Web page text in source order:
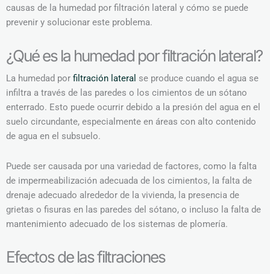
causas de la humedad por filtración lateral y cómo se puede
prevenir y solucionar este problema.
¿Qué es la humedad por filtración lateral?
La humedad por filtración lateral se produce cuando el agua se
infiltra a través de las paredes o los cimientos de un sótano
enterrado. Esto puede ocurrir debido a la presión del agua en el
suelo circundante, especialmente en áreas con alto contenido
de agua en el subsuelo.
Puede ser causada por una variedad de factores, como la falta
de impermeabilización adecuada de los cimientos, la falta de
drenaje adecuado alrededor de la vivienda, la presencia de
grietas o fisuras en las paredes del sótano, o incluso la falta de
mantenimiento adecuado de los sistemas de plomería.
Efectos de las filtraciones